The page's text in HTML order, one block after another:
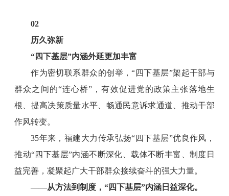
02
历久弥新
“四下基层”内涵外延更加丰富
作为密切联系群众的创举，“四下基层”架起干部与
群众之间的“连心桥”，有效促进党的政策主张落地生
根、提高决策质量水平、畅通民意诉求通道、推动干部
作风转变。
35年来，福建大力传承弘扬“四下基层”优良作风，
推动“四下基层”内涵不断深化、载体不断丰富、制度日
益完善，凝聚起广大干部群众接续奋斗的强大力量。
——从方法到制度，“四下基层”内涵日益深化。